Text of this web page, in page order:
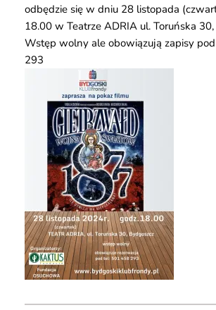
odbędzie się w dniu 28 listopada
18.00 w Teatrze ADRIA ul. Toruńska
Wstęp wolny ale obowiązują zapisy
293